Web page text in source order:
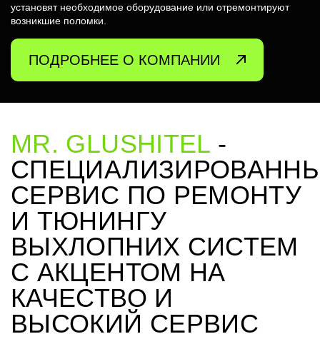
установят необходимое оборудование или отремонтируют
возникшие поломки.
ПОДРОБНЕЕ О КОМПАНИИ
MR. GLUSHITEL -
СЕРВИС ПО РЕМОНТУ
И ТЮНИНГУ
ВЫХЛОПНИХ СИСТЕМ
С АКЦЕНТОМ НА
КАЧЕСТВО И
ВЫСОКИЙ СЕРВИС